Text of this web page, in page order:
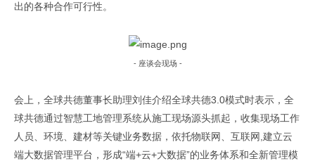
出的各种合作可行性。
- 座谈会现场-
会上，全球共德董事长助理刘佳介绍全球共德3.0模式时表示， 全
球共德通过智慧工地管理系统从施工现场源头抓起，收集现场工作
人员、环境、建材等关键业务数据，依托物联网、互联网,建立云
端大数据管理平台，形成“端+云+大数据”的业务体系和全新管理模